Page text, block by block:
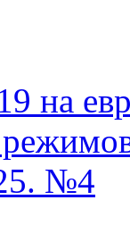
на
№4